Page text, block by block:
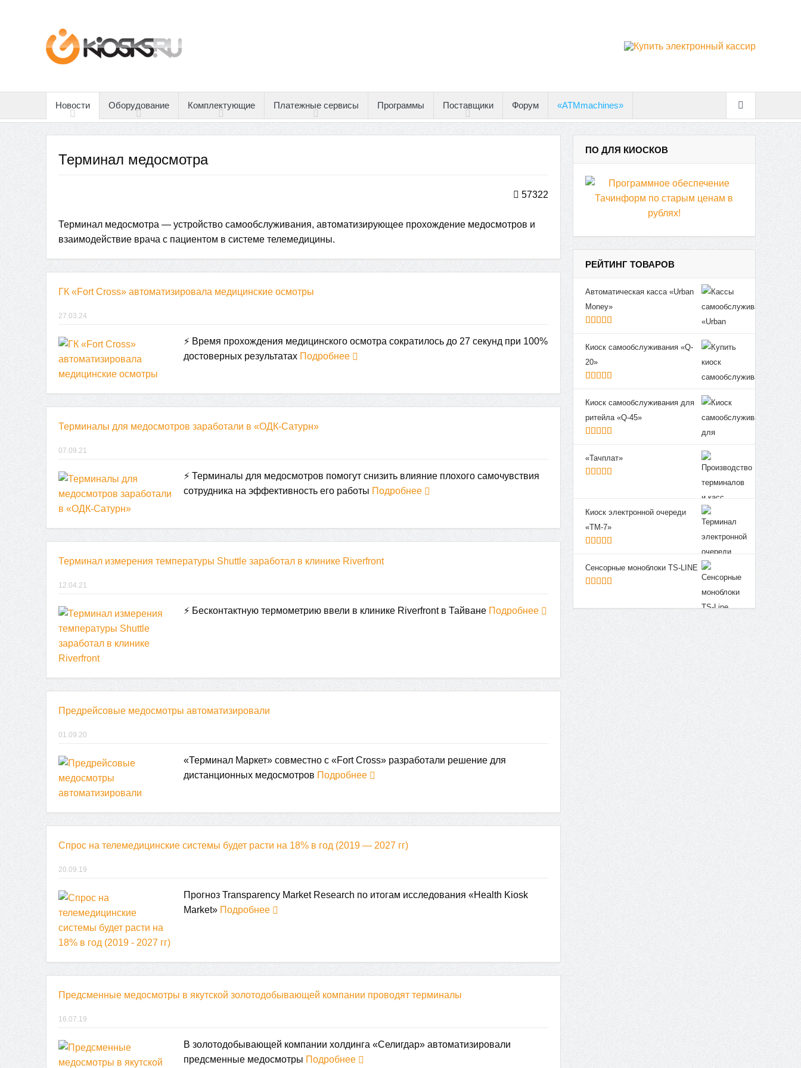
Новости Оборудование Комплектующие Платежные сервисы Программы Поставщики Форум «ATMmachines»
Терминал медосмотра
57322
Терминал медосмотра — устройство самообслуживания, автоматизирующее прохождение медосмотров и
взаимодействие врача с пациентом в системе телемедицины.
ГК «Fort Cross» автоматизировала медицинские осмотры
27.03.24
⚡ Время прохождения медицинского осмотра сократилось до 27 секунд при 100%
достоверных результатах Подробнее
Терминалы для медосмотров заработали в «ОДК-Сатурн»
07.09.21
⚡ Терминалы для медосмотров помогут снизить влияние плохого самочувствия
сотрудника на эффективность его работы Подробнее
Терминал измерения температуры Shuttle заработал в клинике Riverfront
12.04.21
⚡ Бесконтактную термометрию ввели в клинике Riverfront в Тайване Подробнее
Предрейсовые медосмотры автоматизировали
01.09.20
«Терминал Маркет» совместно с «Fort Cross» разработали решение для
дистанционных медосмотров Подробнее
Спрос на телемедицинские системы будет расти на 18% в год (2019 — 2027 гг)
20.09.19
Прогноз Transparency Market Research по итогам исследования «Health Kiosk
Market» Подробнее
Предсменные медосмотры в якутской золотодобывающей компании проводят терминалы
16.07.19
В золотодобывающей компании холдинга «Селигдар» автоматизировали
предсменные медосмотры Подробнее
ПО ДЛЯ КИОСКОВ
РЕЙТИНГ ТОВАРОВ
Автоматическая касса «Urban
Money»
Киоск самообслуживания «Q-
20»
Киоск самообслуживания для
ритейла «Q-45»
«Тачплат»
Киоск электронной очереди
«ТМ-7»
Сенсорные моноблоки TS-LINE